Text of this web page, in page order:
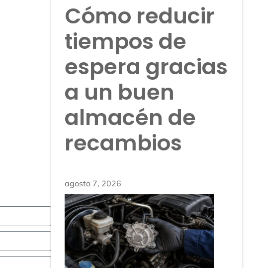
Cómo reducir
tiempos de
espera gracias
a un buen
almacén de
recambios
agosto 7, 2026